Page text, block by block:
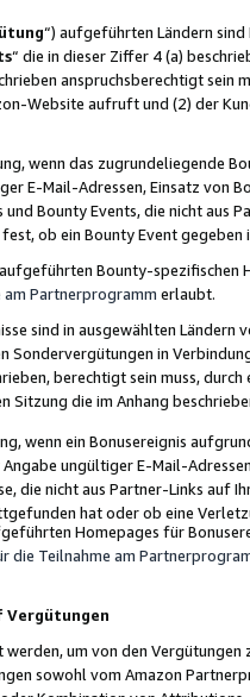
“) aufgeführten Ländern
“ die in dieser Ziffer 4 (a)
anspruchsberechtigt sein
Website aufruft und (2) der
wenn das zugrundeliegende
E-Mail-Adressen, Einsatz von
Bounty Events, die nicht
ob ein Bounty Event
Bounty-spezifischen
am Partnerprogramm erlaubt.
sind in ausgewählten Ländern
Sondervergütungen in
berechtigt sein muss,
Sitzung die im Anhang
wenn ein Bonusereignis
ungültiger E-Mail-
die nicht aus Partner-Links auf
hat oder ob eine
Homepages für
die Teilnahme am
Vergütungen
um von den
sowohl vom Amazon